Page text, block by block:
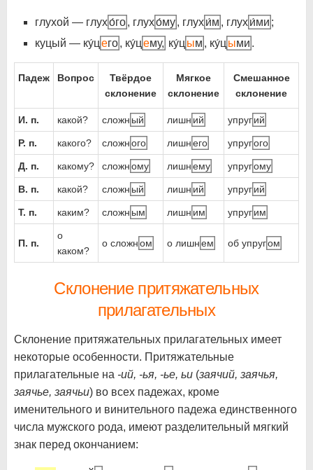
глухой — глухо́го, глухо́му, глухи́м , глухи́ми ;
куцый — ку́цего, ку́цему, ку́ц ым , ку́ц ыми .
Падеж Вопрос
Твёрдое
склонение
Мягкое
склонение
Смешанное
склонение
И. п. какой? сложн ый лишн ий упругий
Р. п. какого? сложного лишнего упругого
Д. п. какому? сложному лишнему упругому
В. п. какой? сложн ый лишн ий упругий
Т. п. каким? сложн ым лишн им упругим
П. п.
о
каком?
о сложном о лишнем об упругом
Склонение притяжательных
прилагательных
Склонение притяжательных прилагательных имеет
некоторые особенности. Притяжательные
прилагательные на -ий, -ья, -ье, ьи (заячий, заячья,
заячье, заячьи) во всех падежах, кроме
именительного и винительного падежа единственного
числа мужского рода, имеют разделительный мягкий
знак перед окончанием: